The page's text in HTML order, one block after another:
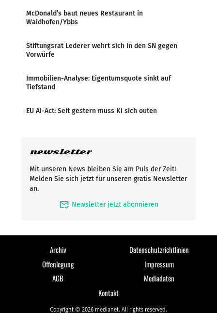
McDonald’s baut neues Restaurant in
Waidhofen/Ybbs
Stiftungsrat Lederer wehrt sich in den SN gegen
Vorwürfe
Immobilien-Analyse: Eigentumsquote sinkt auf
Tiefstand
EU AI-Act: Seit gestern muss KI sich outen
newsletter
Mit unseren News bleiben Sie am Puls der Zeit!
Melden Sie sich jetzt für unseren gratis Newsletter
an.
mark_email_read Newsletter jetzt abonnieren
Archiv
Datenschutzrichtlinien
Offenlegung
Impressum
AGB
Mediadaten
Kontakt
Copyright © 2026 medianet. All rights reserved.